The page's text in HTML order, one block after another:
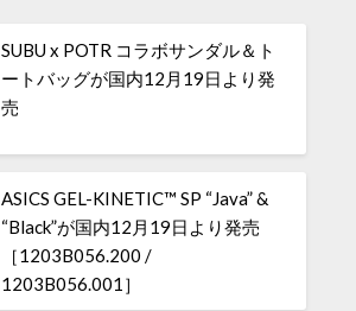
SUBU x POTR コラボサンダル＆ト
ートバッグが国内12月19日より発
売
ASICS GEL-KINETIC™ SP “Java” &
“Black”が国内12月19日より発売
［1203B056.200 /
1203B056.001］